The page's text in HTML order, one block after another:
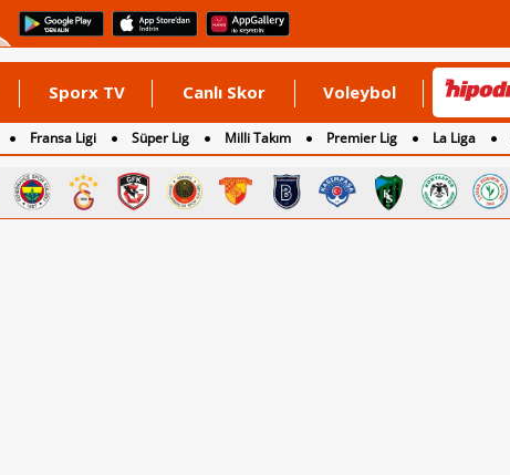
Sporx TV Canlı Skor Voleybol
Fransa Ligi Süper Lig Milli Takım Premier Lig La Liga